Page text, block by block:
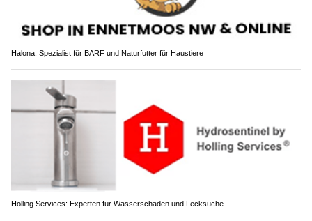
Halona: Spezialist für BARF und Naturfutter für Haustiere
Holling Services: Experten für Wasserschäden und Lecksuche